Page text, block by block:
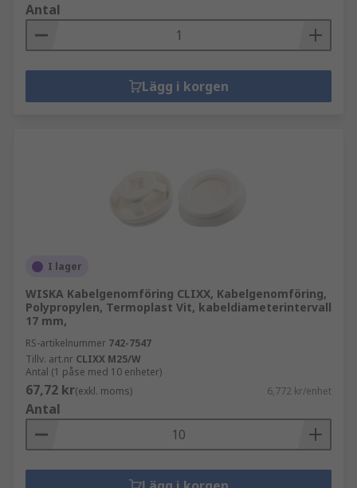
Antal
Lägg i korgen
I lager
WISKA Kabelgenomföring CLIXX, Kabelgenomföring,
Polypropylen, Termoplast Vit, kabeldiameterintervall
17 mm,
RS-artikelnummer 742-7547
Tillv. art.nr CLIXX M25/W
Antal (1 påse med 10 enheter)
67,72 kr(exkl. moms) 6,772 kr/enhet
Antal